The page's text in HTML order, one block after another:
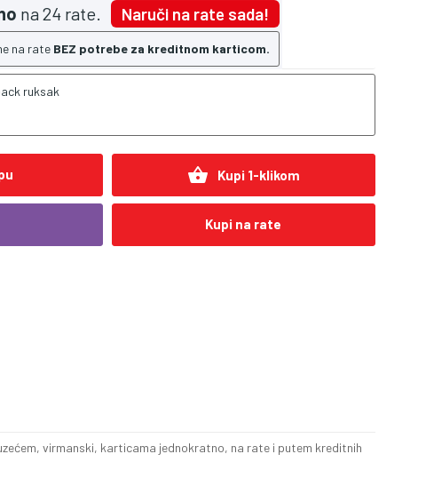
na 24 rate. Naruči na rate sada!
na rate BEZ potrebe za kreditnom karticom.
ruksak
shopping_basket Kupi 1-klikom
Kupi na rate
virmanski, karticama jednokratno, na rate i putem kreditnih